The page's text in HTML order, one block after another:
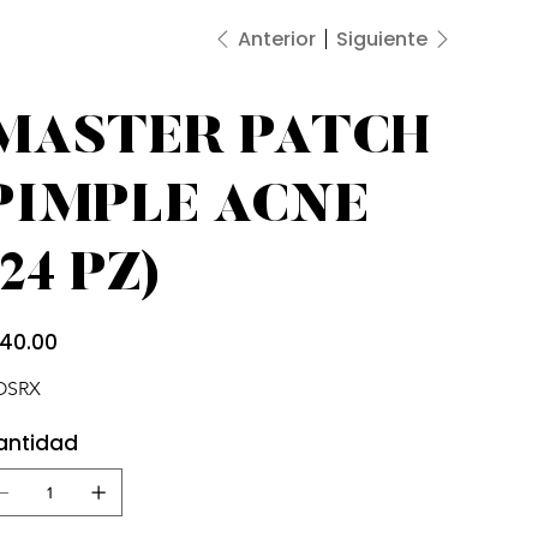
Anterior Siguiente
PATCH
ACNE
PZ)